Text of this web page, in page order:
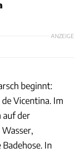
ANZEIGE
beginnt:
Vicentina. Im
auf der
In